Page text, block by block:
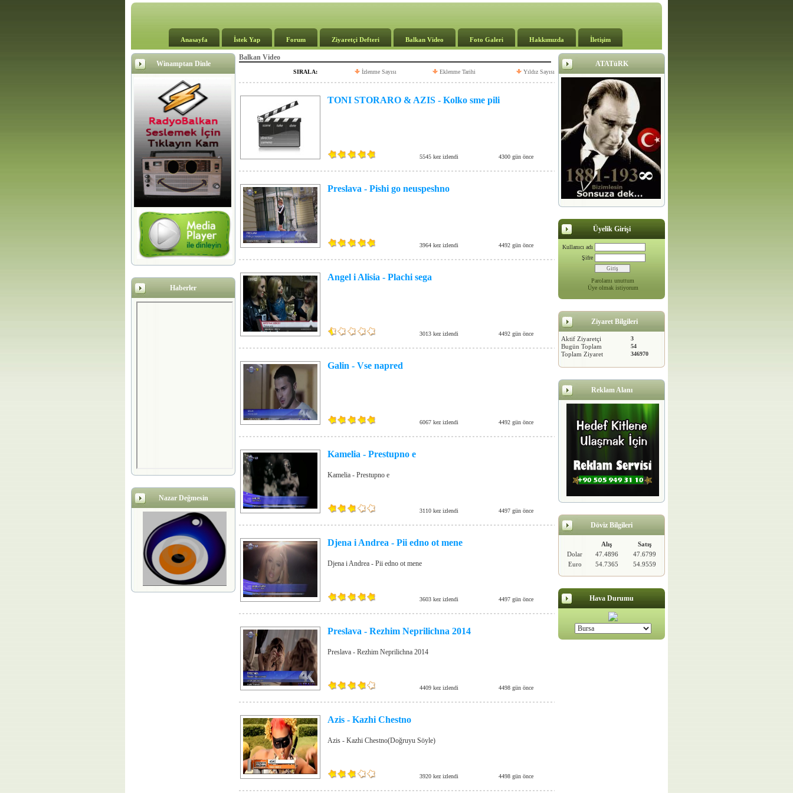
Anasayfa İstek Yap Forum Ziyaretçi Defteri Balkan Video Foto Galeri Hakkımızda İletişim
Winamptan Dinle
Haberler
Nazar Değmesin
Balkan Video
SIRALA: İzlenme Sayısı Eklenme Tarihi Yıldız Sayısı
TONI STORARO & AZIS - Kolko sme pili
5545 kez izlendi 4300 gün önce
Preslava - Pishi go neuspeshno
3964 kez izlendi 4492 gün önce
Angel i Alisia - Plachi sega
3013 kez izlendi 4492 gün önce
Galin - Vse napred
6067 kez izlendi 4492 gün önce
Kamelia - Prestupno e
Kamelia - Prestupno e
3110 kez izlendi 4497 gün önce
Djena i Andrea - Pii edno ot mene
Djena i Andrea - Pii edno ot mene
3603 kez izlendi 4497 gün önce
Preslava - Rezhim Neprilichna 2014
Preslava - Rezhim Neprilichna 2014
4409 kez izlendi 4498 gün önce
Azis - Kazhi Chestno
Azis - Kazhi Chestno(Doğruyu Söyle)
3920 kez izlendi 4498 gün önce
ATATüRK
Üyelik Girişi
Kullanıcı adı
Şifre
Parolamı unuttum
Üye olmak istiyorum
Ziyaret Bilgileri
Aktif Ziyaretçi 3
Bugün Toplam 54
Toplam Ziyaret 346970
Reklam Alanı
Döviz Bilgileri
Alış
Satış
Dolar
47.4896
47.6799
Euro
54.7365 54.9559
Hava Durumu